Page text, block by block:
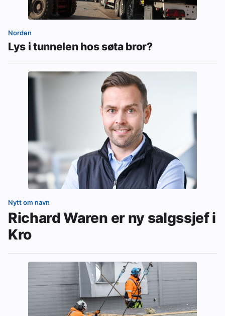
Norden
Lys i tunnelen hos søta bror?
Nytt om navn
Richard Waren er ny salgssjef i
Kro